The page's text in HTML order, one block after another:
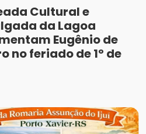
Cultural e
da Lagoa
Eugênio de
no feriado de 1º de